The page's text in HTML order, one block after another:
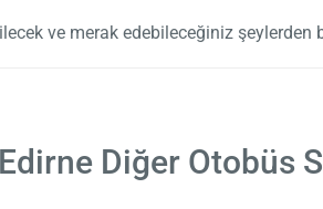
ve merak edebileceğiniz şeylerden
Diğer Otobüs